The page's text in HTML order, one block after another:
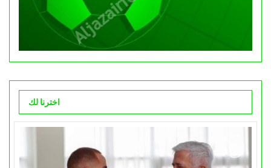
اخترنا لك